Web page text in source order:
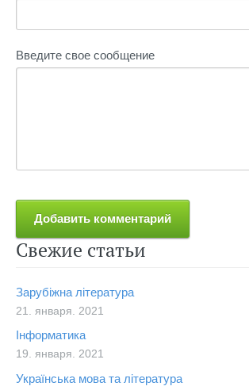
Свежие статьи
Зарубіжна література
21. января. 2021
Інформатика
19. января. 2021
Українська мова та література
Введите свое сообщение